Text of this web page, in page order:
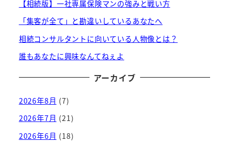
【相続版】一社専属保険マンの強みと戦い方
「集客が全て」と勘違いしているあなたへ
相続コンサルタントに向いている人物像とは？
誰もあなたに興味なんてねぇよ
アーカイブ
2026年8月 (7)
2026年7月 (21)
2026年6月 (18)